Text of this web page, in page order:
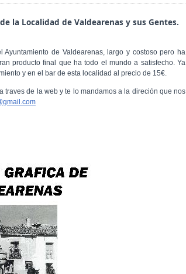
la Localidad de Valdearenas y sus Gentes.
Ayuntamiento de Valdearenas, largo y costoso pero ha
producto final que ha todo el mundo a satisfecho. Ya
y en el bar de esta localidad al precio de 15€.
traves de la web y te lo mandamos a la direción que nos